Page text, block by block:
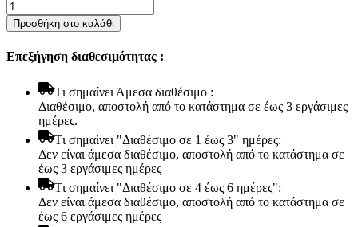
Στρώμα
Bs
Strom
Slackness
Διπλό
Ελληνικής
κατασκευής
ποσότητα
Προσθήκη στο καλάθι
Επεξήγηση διαθεσιμότητας :
Tι σημαίνει Άμεσα διαθέσιμο :
Διαθέσιμο, αποστολή από το κατάστημα σε έως 3 εργάσιμες
ημέρες.
Tι σημαίνει "Διαθέσιμο σε 1 έως 3" ημέρες:
Δεν είναι άμεσα διαθέσιμο, αποστολή από το κατάστημα σε
έως 3 εργάσιμες ημέρες
Tι σημαίνει "Διαθέσιμο σε 4 έως 6 ημέρες":
Δεν είναι άμεσα διαθέσιμο, αποστολή από το κατάστημα σε
έως 6 εργάσιμες ημέρες